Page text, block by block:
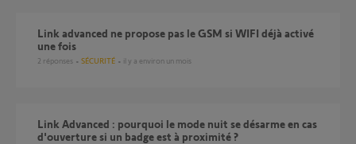
Link advanced ne propose pas le GSM si WIFI déjà activé
une fois
2 réponses SÉCURITÉ il y a environ un mois
Link Advanced : pourquoi le mode nuit se désarme en cas
d'ouverture si un badge est à proximité ?